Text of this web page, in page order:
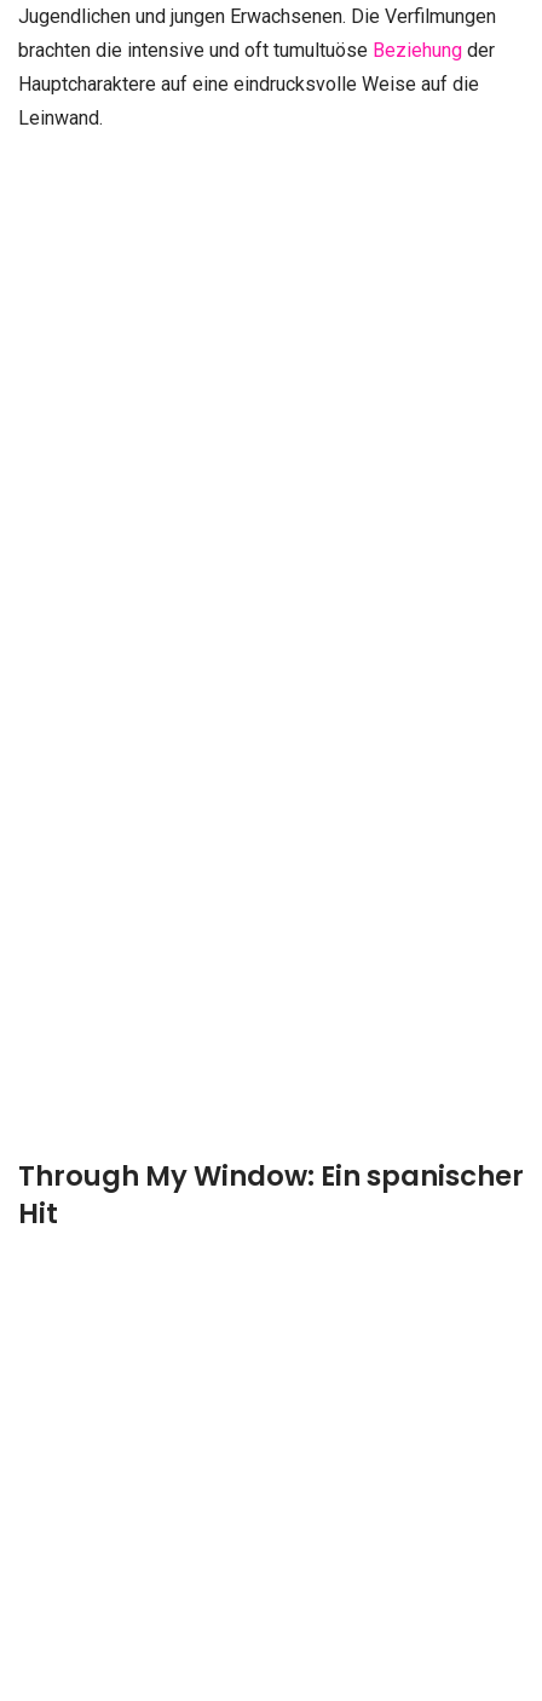
Jugendlichen und jungen Erwachsenen. Die Verfilmungen
brachten die intensive und oft tumultuöse Beziehung der
Hauptcharaktere auf eine eindrucksvolle Weise auf die
Leinwand.
Through My Window: Ein spanischer
Hit